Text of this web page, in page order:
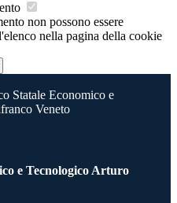
non possono essere
nella pagina della cookie
Statale Economico e
Veneto
e Tecnologico Arturo